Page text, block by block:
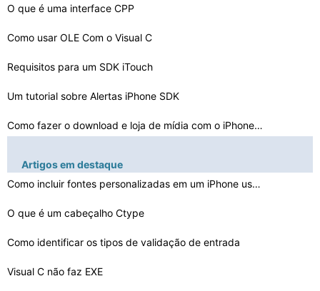
O que é uma interface CPP
Como usar OLE Com o Visual C
Requisitos para um SDK iTouch
Um tutorial sobre Alertas iPhone SDK
Como fazer o download e loja de mídia com o iPhone SDK…
Como enviar Teclar para Propriedades Active X
Por que não posso ver minha Xcode iPhone
Como alterar Borland C + + Editar Telas
Como fazer Cin.Fail
Artigos em destaque
Como incluir fontes personalizadas em um iPhone usando …
O que é um cabeçalho Ctype
Como identificar os tipos de validação de entrada
Visual C não faz EXE